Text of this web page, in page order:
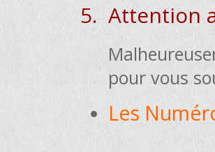
5. Attention
pour vous
Les